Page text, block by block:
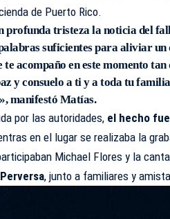
de Puerto Rico.
profunda tristeza la noticia del
suficientes para aliviar
te acompaño en este momento
y consuelo a ti y a toda tu
manifestó Matías.
por las autoridades, el hecho
en el lugar se realizaba la
Michael Flores y la
, junto a familiares y